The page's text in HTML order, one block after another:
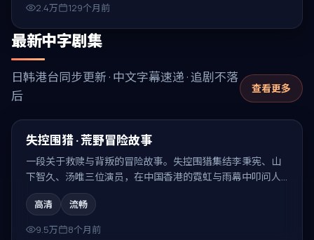
2.4万
129个月前
最新中字剧集
日韩港台同步更新 · 中文字幕速递 · 追剧不落
后
查看更多
最新
99:42
失控围猎 · 荒野冒险故事
一段关于救赎与背叛的冒险故事。失控围猎集结李秉宪、山
下智久、汤唯三位演员，在中国香港的霓虹与雨幕中叩问人
性，结局耐人寻味。
高清
流畅
9.5万
8个月前